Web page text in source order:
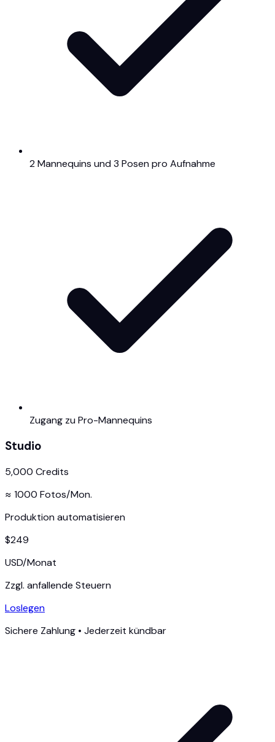
2 Mannequins und 3 Posen pro Aufnahme
Zugang zu Pro-Mannequins
Studio
5,000 Credits
≈ 1000 Fotos/Mon.
Produktion automatisieren
$249
USD/Monat
Zzgl. anfallende Steuern
Loslegen
Sichere Zahlung • Jederzeit kündbar